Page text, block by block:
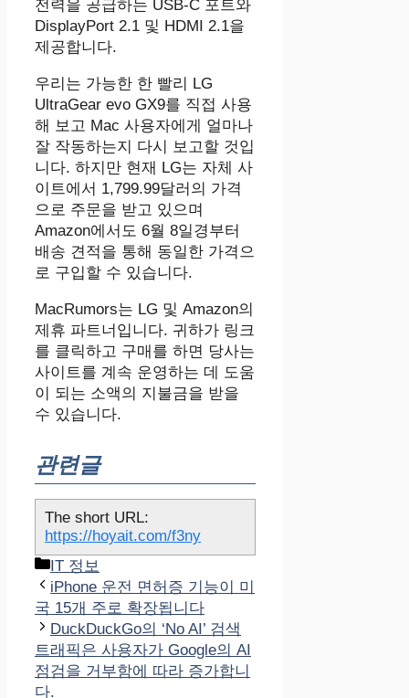
전력을 공급하는 USB-C 포트와
DisplayPort 2.1 및 HDMI 2.1을
제공합니다.
우리는 가능한 한 빨리 LG
UltraGear evo GX9를 직접 사용
해 보고 Mac 사용자에게 얼마나
잘 작동하는지 다시 보고할 것입
니다. 하지만 현재 LG는 자체 사
이트에서 1,799.99달러의 가격
으로 주문을 받고 있으며
Amazon에서도 6월 8일경부터
배송 견적을 통해 동일한 가격으
로 구입할 수 있습니다.
MacRumors는 LG 및 Amazon의
제휴 파트너입니다. 귀하가 링크
를 클릭하고 구매를 하면 당사는
사이트를 계속 운영하는 데 도움
이 되는 소액의 지불금을 받을
수 있습니다.
관련글
The short URL:
https://hoyait.com/f3ny
카
테
고
리
IT 정보
iPhone 운전 면허증 기능이 미
국 15개 주로 확장됩니다
DuckDuckGo의 ‘No AI’ 검색
트래픽은 사용자가 Google의 AI
점검을 거부함에 따라 증가합니
다.